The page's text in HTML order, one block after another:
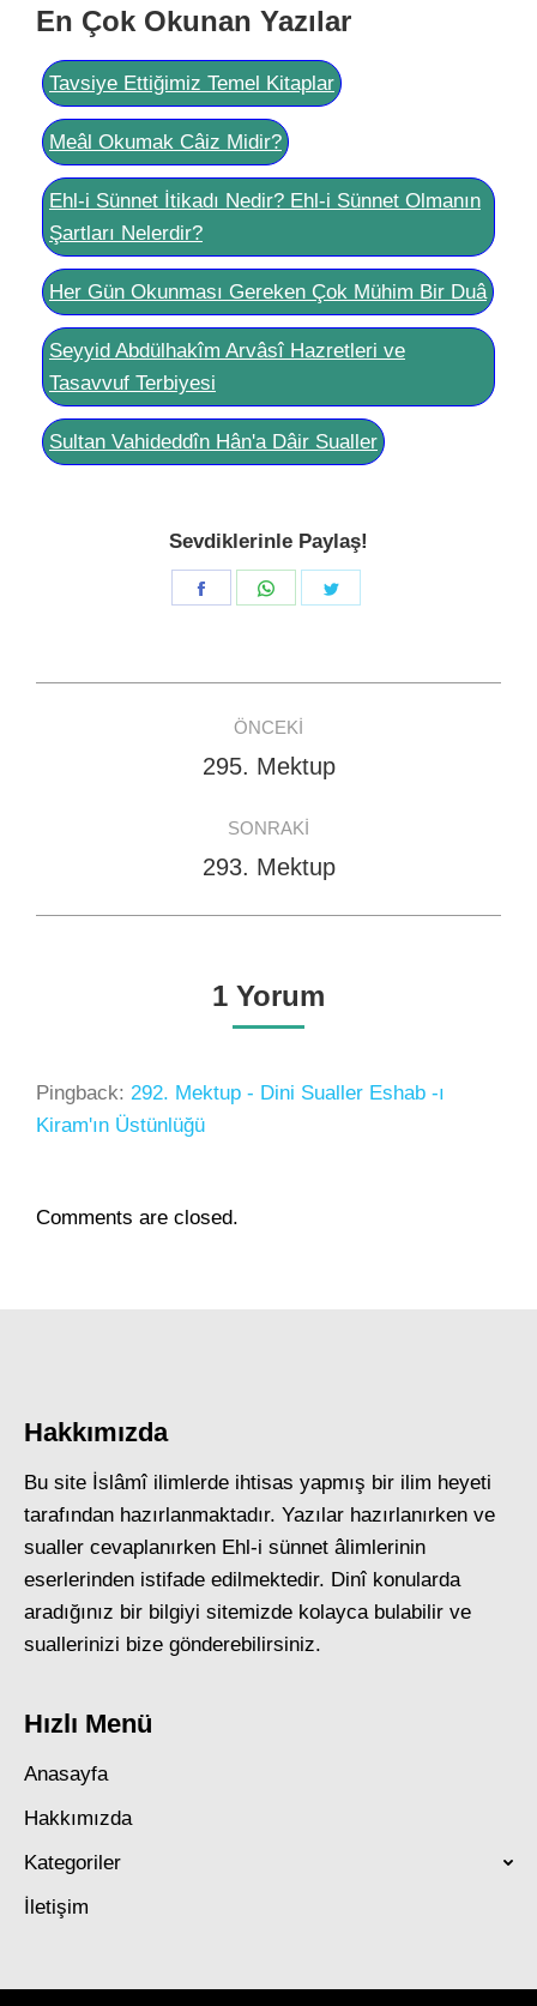
En Çok Okunan Yazılar
Tavsiye Ettiğimiz Temel Kitaplar
Meâl Okumak Câiz Midir?
Ehl-i Sünnet İtikadı Nedir? Ehl-i Sünnet Olmanın
Şartları Nelerdir?
Her Gün Okunması Gereken Çok Mühim Bir Duâ
Seyyid Abdülhakîm Arvâsî Hazretleri ve
Tasavvuf Terbiyesi
Sultan Vahideddîn Hân'a Dâir Sualler
Sevdiklerinle Paylaş!
Share
Share
navigation
ÖNCEKI
Previous
295. Mektup
SONRAKI
Next
293. Mektup
1 Yorum
Pingback: 292. Mektup - Dini Sualler Eshab -ı
Kiram'ın Üstünlüğü
Comments are closed.
Hakkımızda
Bu site İslâmî ilimlerde ihtisas yapmış bir ilim heyeti
tarafından hazırlanmaktadır. Yazılar hazırlanırken ve
sualler cevaplanırken Ehl-i sünnet âlimlerinin
eserlerinden istifade edilmektedir. Dinî konularda
aradığınız bir bilgiyi sitemizde kolayca bulabilir ve
suallerinizi bize gönderebilirsiniz.
Hızlı Menü
Anasayfa
Hakkımızda
Kategoriler
İletişim